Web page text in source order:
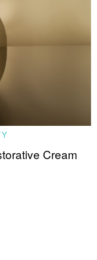
Cream